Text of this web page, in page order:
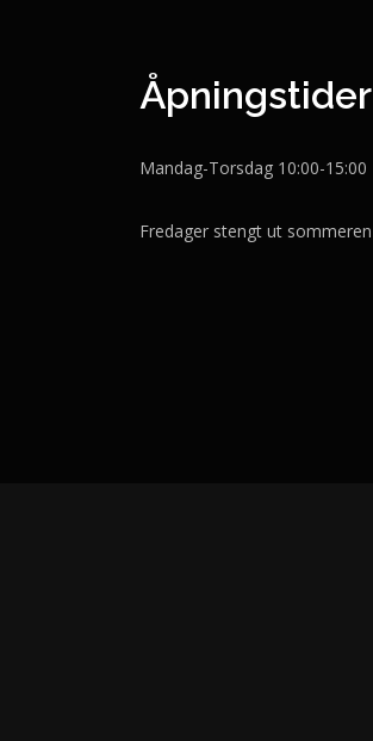
Åpningstider
Mandag-Torsdag 10:00-15:00
Fredager stengt ut sommeren